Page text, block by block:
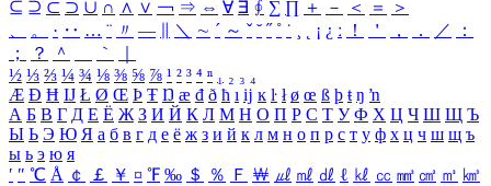
⊆ ⊇ ⊂ ⊃ ∪ ∩ ∧ ∨ ￢ ⇒ ⇔ ∀ ∃ ∮ ∑ ∏ ＋ － ＜ ＝
＞
、
。 · ‥ … ¨ 〃 ― ＼ ∼ ´ ～ ˇ ˘ ˝ ˚ ˙ ¸ ¡ ¿ ː ！ ＇ ， ． ／
：
；
？ ＾ ｀
½ ⅓ ⅔ ¼ ¾ ⅛ ⅜ ⅝ ⅞ ¹ ² ³ ⁴ ⁿ ₁ ₂ ₃ ₄
Æ Ð Ħ Ĳ Ł Ø Œ Þ Ŧ Ŋ æ đ ð ħ ı ĳ ĸ ŀ ł ø œ ß þ ŧ ŋ ŉ
А Б В Г Д Е Ё Ж З И Й К Л М Н О П Р С Т У Ф Х Ц Ч Ш Щ Ъ
Ы Ь Э Ю Я а б в г д е ё ж з и й к л м н о п р с т у ф х ц ч ш щ ъ
ы ь э ю я
′ ″ ℃ Å ￠ ￡ ￥ ¤ ℉ ‰ ＄ ％ Ｆ ￦ ㎕ ㎖ ㎗ ℓ ㎘ ㏄ ㎣ ㎤ ㎥ ㎦